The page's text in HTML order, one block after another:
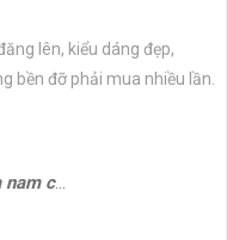
lên, kiểu dáng đẹp,
bền đỡ phải mua nhiều lần.
1701G